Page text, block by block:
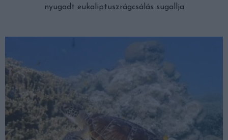
nyugodt eukaliptuszrágcsálás sugallja